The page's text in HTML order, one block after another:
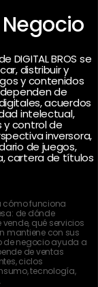
DIGITAL BROS se
distribuir y
y contenidos
de
acuerdos
intelectual,
control de
inversora,
de juegos,
cartera de títulos
cómo funciona
de dónde
qué servicios
mantiene con sus
de negocio ayuda a
de ventas
ciclos
tecnología,